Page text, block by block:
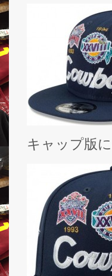
キャップ版